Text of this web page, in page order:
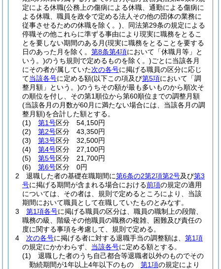
定による休職(公務上の傷病による休職、通勤による傷病に
よる休職、職員を政令で定める法人その他の団体の業務に
従事させるための休職を除く。) 、同法第29条の規定による
停職その他これらに準ずる事由により現実に職務をとるこ
とを要しない期間のある月(現実に職務をとることを要する
日のあった月を除く。 第8条第4項において「休職月等」と
いう。)のうち規則で定めるものを除く。)ごとに当該各月
にその者が属していた次の各号に掲げる職員の区分に応じ
て当該各号に定める額(以下この項及び第5項において「調
整月額」という。)のうちその額が最も多いものから順次そ
の順位を付し、その第1順位から第60順位までの調整月額
(当該各月の月数が60月に満たない場合には、当該各月の調
整月額)を合計した額とする。
(1)
第1号区分 54,150円
(2)
第2号区分 43,350円
(3)
第3号区分 32,500円
(4)
第4号区分 27,100円
(5)
第5号区分 21,700円
(6)
第6号区分 0円
2
退職した者の基礎在職期間に第6条の2第2項第2号及び第3
号に掲げる期間が含まれる場合における前項の規定の適用
については、その者は、規則で定めるところにより、当該
期間において職員として在職していたものとみなす。
3
第1項各号に掲げる職員の区分は、職員の職制上の段階、
職務の級、階級その他職員の職務の複雑、困難及び責任の
度に関する事項を考慮して、規則で定める。
4
次の各号に掲げる者に対する退職手当の調整額は、 第1項
の規定にかかわらず、 当該各号に定める額とする。
(1)
退職した者のうち自己都合等退職者以外のものでその
勤続期間が1年以上4年以下のもの 第1項の規定により